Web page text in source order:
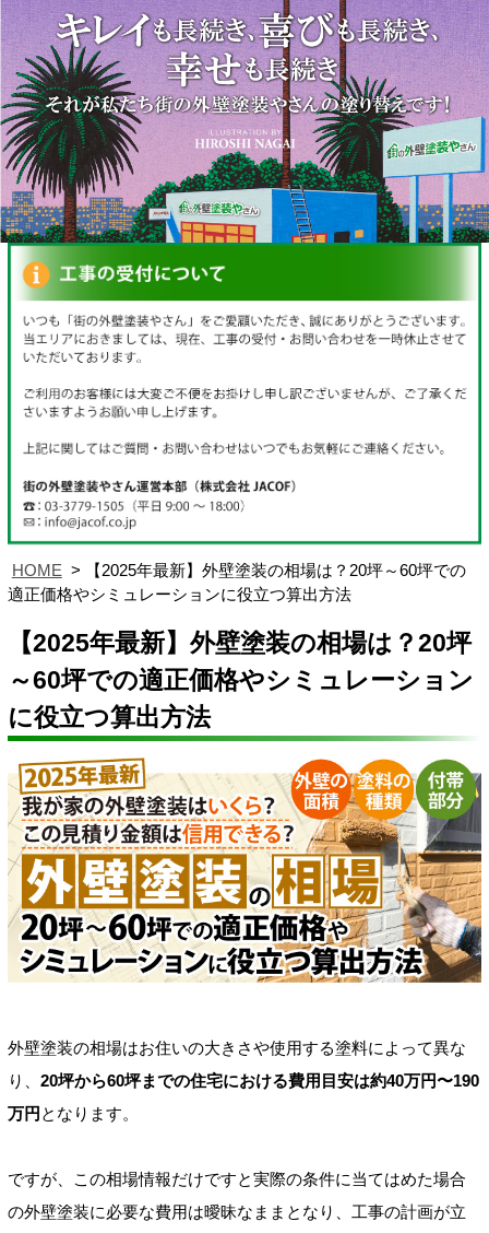
HOME
【2025年最新】外壁塗装の相場は？20坪～60坪での
適正価格やシミュレーションに役立つ算出方法
【2025年最新】外壁塗装の相場は？20坪
～60坪での適正価格やシミュレーション
に役立つ算出方法
外壁塗装の相場はお住いの大きさや使用する塗料によって異な
り、 20坪から60坪までの住宅における費用目安は約40万円〜190
万円 となります。
ですが、この相場情報だけですと実際の条件に当てはめた場合
の外壁塗装に必要な費用は曖昧なままとなり、工事の計画が立